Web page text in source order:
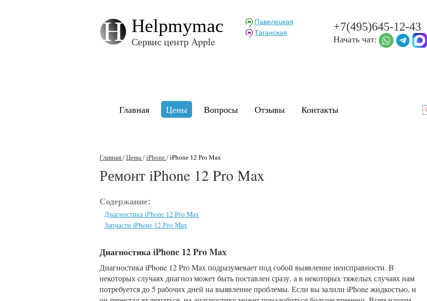
Helpmymac
Сервис центр Apple
Павелецкая
Таганская
+7(495)645-12-43
Начать чат:
Главная Цены Вопросы Отзывы Контакты
Главная / Цены / iPhone / iPhone 12 Pro Max
Ремонт iPhone 12 Pro Max
Содержание:
Диагностика iPhone 12 Pro Max
Запчасти iPhone 12 Pro Max
Диагностика iPhone 12 Pro Max
Диагностика iPhone 12 Pro Max подразумевает под собой выявление неисправности. В
некоторых случаях диагноз может быть поставлен сразу, а в некоторых тяжелых случаях нам
потребуется до 5 рабочих дней на выявление проблемы. Если вы залили iPhone жидкостью, и